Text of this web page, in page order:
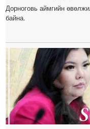
Дорноговь аймгийн
байна.